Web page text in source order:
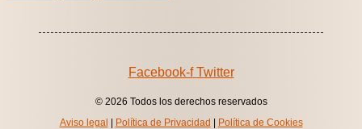
Facebook-f Twitter
© 2026 Todos los derechos reservados
Aviso legal
Política de Privacidad Política de Cookies